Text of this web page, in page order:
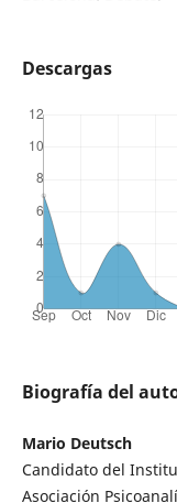
Descargas
Biografía del
Mario Deutsch
Candidato del
Asociación